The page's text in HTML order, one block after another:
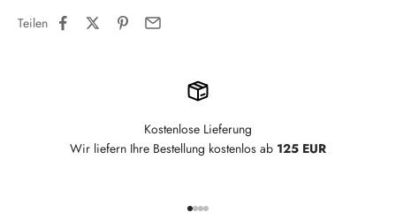
Teilen
Kostenlose Lieferung
Wir liefern Ihre Bestellung kostenlos ab 125 EUR